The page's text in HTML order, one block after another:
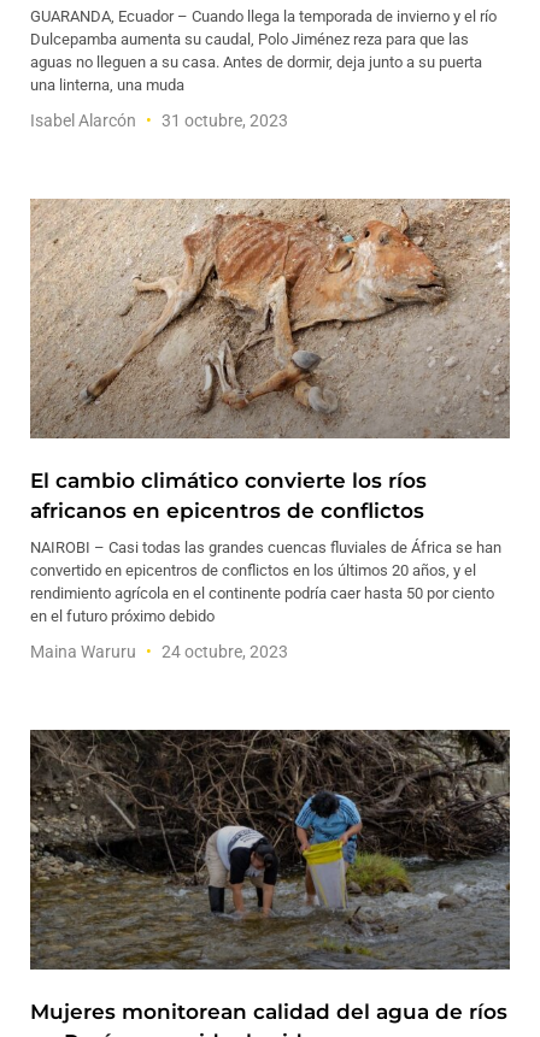
GUARANDA, Ecuador – Cuando llega la temporada de invierno y el río
Dulcepamba aumenta su caudal, Polo Jiménez reza para que las
aguas no lleguen a su casa. Antes de dormir, deja junto a su puerta
una linterna, una muda
Isabel Alarcón 31 octubre, 2023
El cambio climático convierte los ríos
africanos en epicentros de conflictos
NAIROBI – Casi todas las grandes cuencas fluviales de África se han
convertido en epicentros de conflictos en los últimos 20 años, y el
rendimiento agrícola en el continente podría caer hasta 50 por ciento
en el futuro próximo debido
Maina Waruru 24 octubre, 2023
Mujeres monitorean calidad del agua de ríos